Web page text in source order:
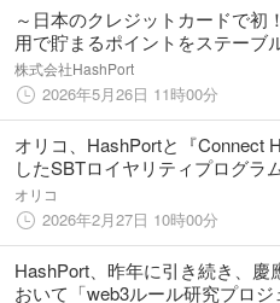
～日本のクレジットカードで初
用で貯まるポイントをステーブ
2026年6月1日、ダイナースクラ
を日本円ステーブルコイン「
るサービスがスタート。
株式会社HashPort
2026年5月26日 11時00分
オリコ、HashPortと『Connect
したSBTロイヤリティプログラ
オリコ
2026年2月27日 10時00分
HashPort、昨年に引き続き、慶
おいて「web3ルール研究プロ